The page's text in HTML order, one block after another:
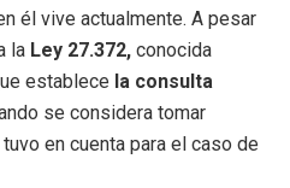
él vive actualmente. A pesar
la Ley 27.372, conocida
establece la consulta
se considera tomar
en cuenta para el caso de